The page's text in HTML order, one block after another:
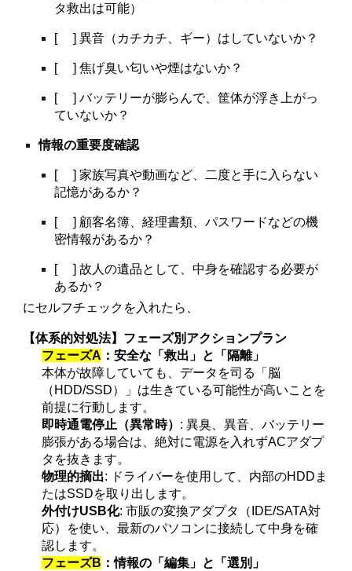
タ救出は可能）
[ ] 異音（カチカチ、ギー）はしていないか？
[ ] 焦げ臭い匂いや煙はないか？
[ ] バッテリーが膨らんで、筐体が浮き上がっ
ていないか？
情報の重要度確認
[ ] 家族写真や動画など、二度と手に入らない
記憶があるか？
[ ] 顧客名簿、経理書類、パスワードなどの機
密情報があるか？
[ ] 故人の遺品として、中身を確認する必要が
あるか？
にセルフチェックを入れたら、
【体系的対処法】フェーズ別アクションプラン
フェーズA ：安全な「救出」と「隔離」
本体が故障していても、データを司る「脳
（HDD/SSD）」は生きている可能性が高いことを
前提に行動します。
即時通電停止（異常時） : 異臭、異音、バッテリー
膨張がある場合は、絶対に電源を入れずACアダプ
タを抜きます。
物理的摘出: ドライバーを使用して、内部のHDDま
たはSSDを取り出します。
外付けUSB化: 市販の変換アダプタ（IDE/SATA対
応）を使い、最新のパソコンに接続して中身を確
認します。
フェーズB ：情報の「編集」と「選別」